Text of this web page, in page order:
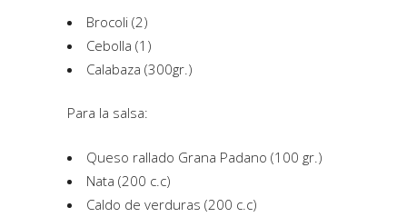
Brocoli (2)
Cebolla (1)
Calabaza (300gr.)
Para la salsa:
Queso rallado Grana Padano (100 gr.)
Nata (200 c.c)
Caldo de verduras (200 c.c)